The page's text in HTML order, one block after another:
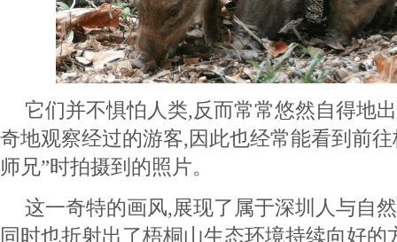
它们并不惧怕人类,反而常常悠然自得地
奇地观察经过的游客,因此也经常能看到前
师兄”时拍摄到的照片。
这一奇特的画风,展现了属于深圳人与自
同时也折射出了梧桐山生态环境持续向好的